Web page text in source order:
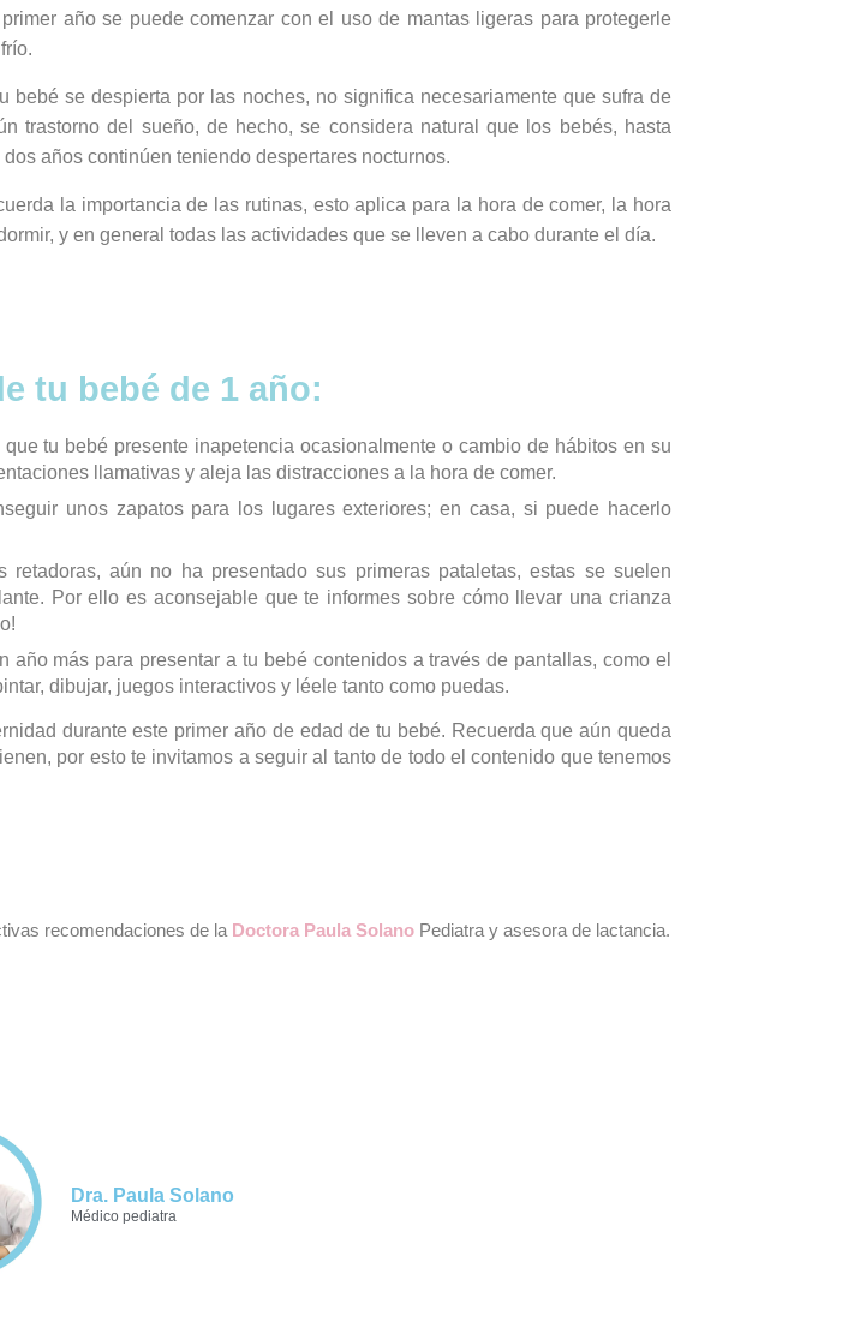
año se puede comenzar con el uso de mantas ligeras para protegerle
bebé se despierta por las noches, no significa necesariamente que sufra de
trastorno del sueño, de hecho, se considera natural que los bebés, hasta
dos años continúen teniendo despertares nocturnos.
la importancia de las rutinas, esto aplica para la hora de comer, la hora
y en general todas las actividades que se lleven a cabo durante el día.
tu bebé de 1 año:
tu bebé presente inapetencia ocasionalmente o cambio de hábitos en su
llamativas y aleja las distracciones a la hora de comer.
unos zapatos para los lugares exteriores; en casa, si puede hacerlo
aún no ha presentado sus primeras pataletas, estas se suelen
Por ello es aconsejable que te informes sobre cómo llevar una crianza
más para presentar a tu bebé contenidos a través de pantallas, como el
dibujar, juegos interactivos y léele tanto como puedas.
durante este primer año de edad de tu bebé. Recuerda que aún queda
por esto te invitamos a seguir al tanto de todo el contenido que tenemos
recomendaciones de la Doctora Paula Solano Pediatra y asesora de lactancia.
Dra. Paula Solano
Médico pediatra